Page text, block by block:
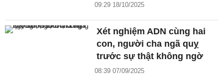
09:29 18/10/2025
Xét nghiệm ADN cùng hai
con, người cha ngã quỵ
trước sự thật không ngờ
08:39 07/09/2025